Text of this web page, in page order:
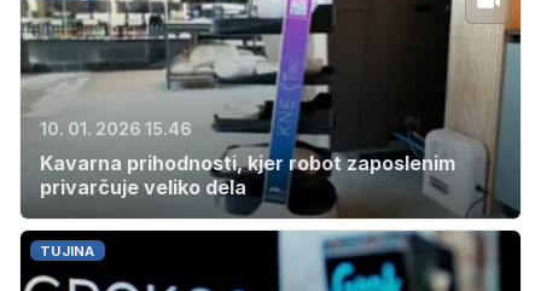
10. 01. 2026 15.46
Kavarna prihodnosti, kjer robot zaposlenim
privarčuje veliko dela
TUJINA